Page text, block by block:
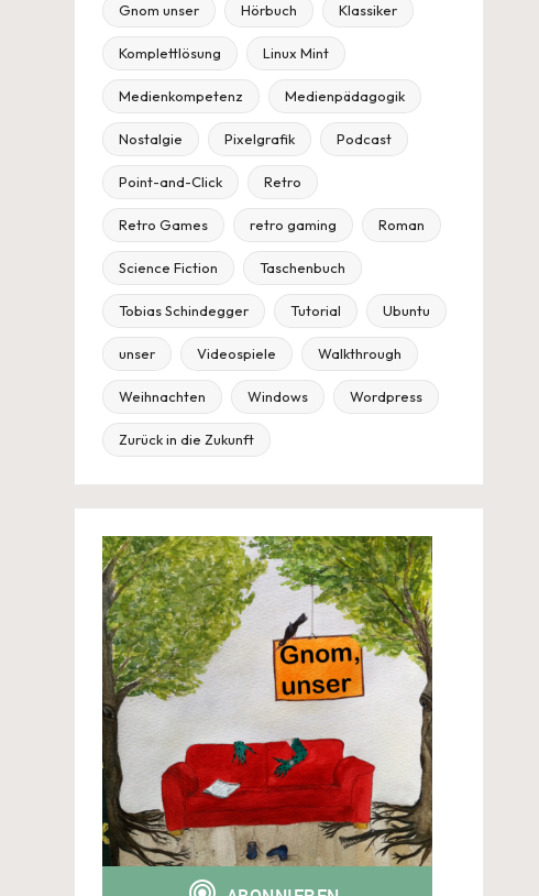
Gnom unser Hörbuch Klassiker
Komplettlösung Linux Mint
Medienkompetenz Medienpädagogik
Nostalgie Pixelgrafik Podcast
Point-and-Click Retro
Retro Games retro gaming Roman
Science Fiction Taschenbuch
Tobias Schindegger Tutorial Ubuntu
unser Videospiele Walkthrough
Weihnachten Windows Wordpress
Zurück in die Zukunft